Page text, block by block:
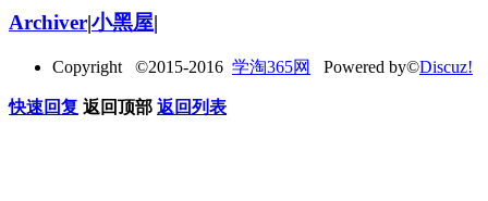
Archiver|小黑屋|
Copyright ©2015-2016 学淘365网 Powered by©Discuz!
快速回复 返回顶部 返回列表